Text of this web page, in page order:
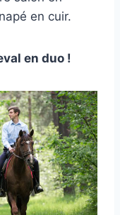
en cuir.
en duo !